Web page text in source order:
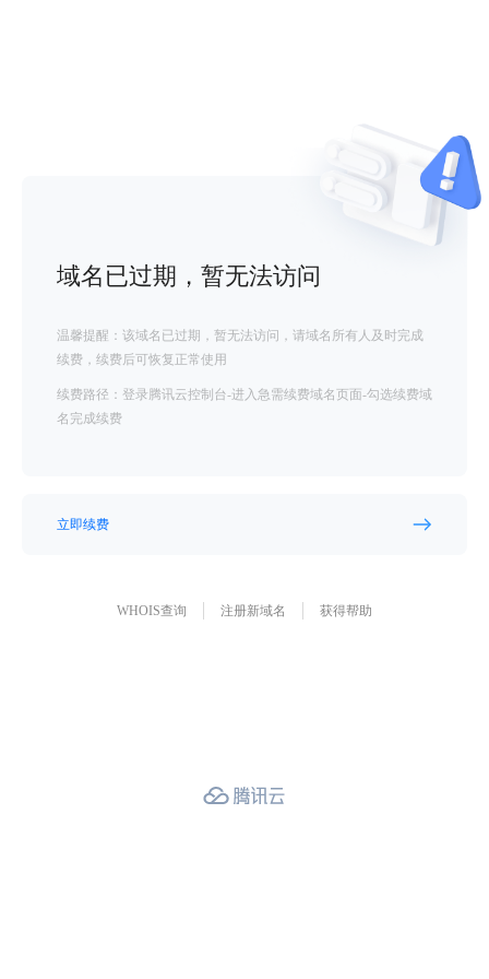
域名已过期，暂无法访问
温馨提醒：该域名已过期，暂无法访问，请域名所有人及时完成
续费，续费后可恢复正常使用
续费路径：登录腾讯云控制台-进入急需续费域名页面-勾选续费域
名完成续费
立即续费
WHOIS查询 注册新域名 获得帮助